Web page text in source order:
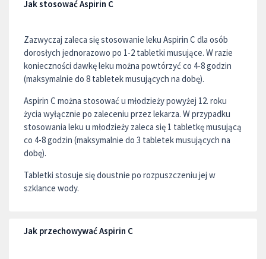
Jak stosować Aspirin C
Zazwyczaj zaleca się stosowanie leku Aspirin C dla osób
dorosłych jednorazowo po 1-2 tabletki musujące. W razie
konieczności dawkę leku można powtórzyć co 4-8 godzin
(maksymalnie do 8 tabletek musujących na dobę).
Aspirin C można stosować u młodzieży powyżej 12. roku
życia wyłącznie po zaleceniu przez lekarza. W przypadku
stosowania leku u młodzieży zaleca się 1 tabletkę musującą
co 4-8 godzin (maksymalnie do 3 tabletek musujących na
dobę).
Tabletki stosuje się doustnie po rozpuszczeniu jej w
szklance wody.
Jak przechowywać Aspirin C